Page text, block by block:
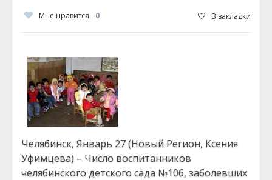
Мне нравится 0 В закладки
Челябинск, Январь 27 (Новый Регион, Ксения
Уфимцева) – Число воспитанников
челябинского детского сада №106, заболевших